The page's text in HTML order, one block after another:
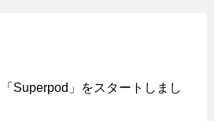
Superpod」をスタートしまし